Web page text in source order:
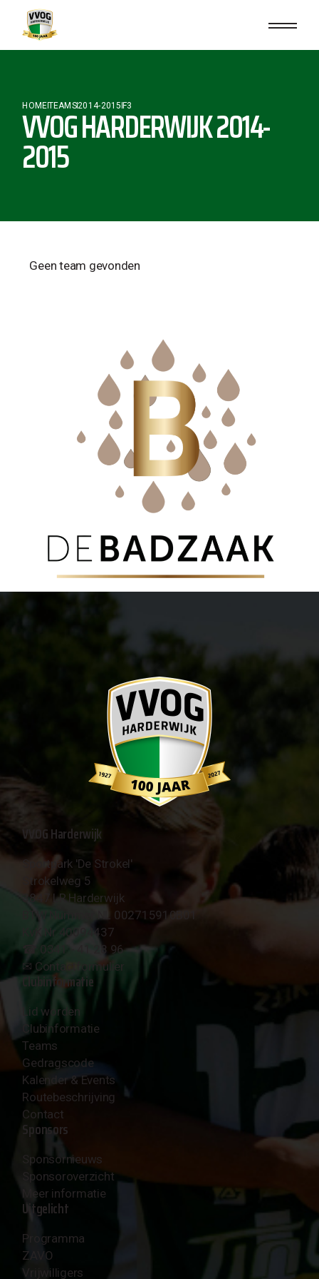
HOMETEAMS2014-2015 F3
VVOG HARDERWIJK 2014-
2015
Geen team gevonden
VVOG Harderwijk
Sportpark 'De Strokel'
Strokelweg 5
3847 LR Harderwijk
BTW Nummer NL 002715910B01
KvK Nr 40094437
☎︎ 0341 - 41 28 96
✉︎ Contactformulier
Clubinformatie
Lid worden
Clubinformatie
Teams
Gedragscode
Kalender & Events
Routebeschrijving
Contact
Sponsors
Sponsornieuws
Sponsoroverzicht
Meer informatie
Uitgelicht
Programma
ZAVO
Vrijwilligers